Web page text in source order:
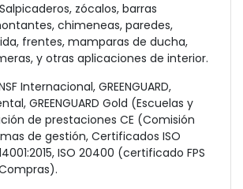
Salpicaderos, zócalos, barras
chimeneas, paredes,
frentes, mamparas de ducha,
y otras aplicaciones de interior.
Internacional, GREENGUARD,
GREENGUARD Gold (Escuelas y
de prestaciones CE (Comisión
de gestión, Certificados ISO
14001:2015, ISO 20400 (certificado FPS